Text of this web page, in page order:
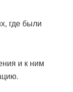
где были
и к ним